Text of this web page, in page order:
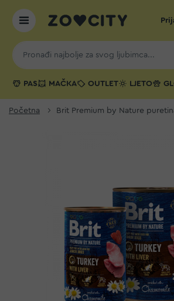
PAS MAČKA OUTLET LJETO
Početna Brit Premium by Nature